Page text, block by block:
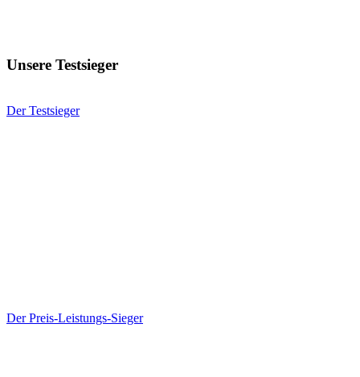
Unsere Testsieger
Der Testsieger
Der Preis-Leistungs-Sieger